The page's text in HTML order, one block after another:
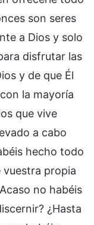
son seres
a Dios y solo
disfrutar las
y de que Él
la mayoría
que vive
a cabo
hecho todo
vuestra propia
no habéis
¿Hasta